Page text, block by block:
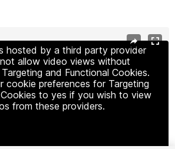
hosted by a third party provider
allow video views without
and Functional Cookies.
cookie preferences for Targeting
to yes if you wish to view
from these providers.